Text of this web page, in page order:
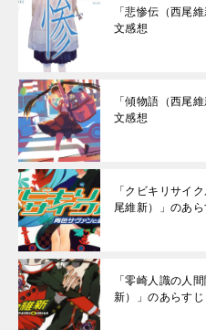
「悲惨伝（西尾
文感想
「傾物語（西尾
文感想
「クビキリサイ
尾維新）」のあ
「零崎人識の人
新）」のあらす